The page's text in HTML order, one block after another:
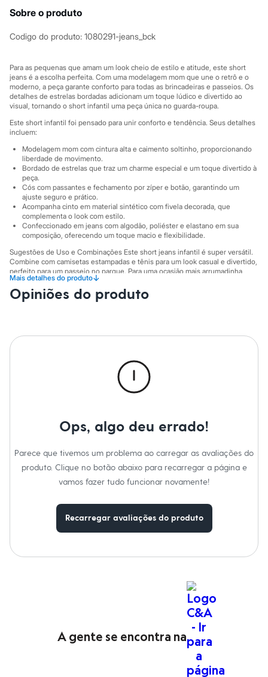
Bijoux
Óculos
Botas
Chinelos
Rasteirinhas
Sandálias
Sapatilhas
Tênis
Marcas
City
Clock House
Mindset
Sawary
Yessica
Moda esportiva
Acessórios
Blusas
Calçados
Leggings
Shorts e Bermudas
Tops
Moda íntima
Calcinhas
Cintas e Modeladores
Meias
Moda praia
Biquínis
Casacos e Jaquetas
Shorts e Saias
Vestidos
Bermudas
Camisas
Bolsas e Mochilas
Chapéus e Bonés
Sobre o produto
Codigo do produto: 1080291-jeans_bck
Para as pequenas que amam um look cheio de estilo e atitude, este short
jeans é a escolha perfeita. Com uma modelagem mom que une o retrô e o
moderno, a peça garante conforto para todas as brincadeiras e passeios. Os
detalhes de estrelas bordadas adicionam um toque lúdico e divertido ao
visual, tornando o short infantil uma peça única no guarda-roupa.
Este short infantil foi pensado para unir conforto e tendência. Seus detalhes
incluem:
Modelagem mom com cintura alta e caimento soltinho, proporcionando
liberdade de movimento.
Bordado de estrelas que traz um charme especial e um toque divertido à
peça.
Cós com passantes e fechamento por zíper e botão, garantindo um
ajuste seguro e prático.
Acompanha cinto em material sintético com fivela decorada, que
complementa o look com estilo.
Confeccionado em jeans com algodão, poliéster e elastano em sua
composição, oferecendo um toque macio e flexibilidade.
Sugestões de Uso e Combinações Este short jeans infantil é super versátil.
Combine com camisetas estampadas e tênis para um look casual e divertido,
perfeito para um passeio no parque. Para uma ocasião mais arrumadinha,
aposte em uma blusa de malha e sapatilhas ou botinhas. O short jeans preto
infantil é um curinga no guarda-roupa, transitando facilmente entre
diferentes estilos.
Mais detalhes do produto↓
81% algodão, 18% poliéster, 1% elastano
Gênero: Menina
Cuidados com a peca:
Black.
Opiniões do produto
Ops, algo deu errado!
Parece que tivemos um problema ao carregar as avaliações do
produto. Clique no botão abaixo para recarregar a página e
vamos fazer tudo funcionar novamente!
Recarregar avaliações do produto
A gente se encontra na